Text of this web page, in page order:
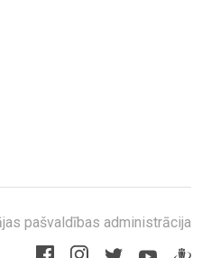
pašvaldības administrācija